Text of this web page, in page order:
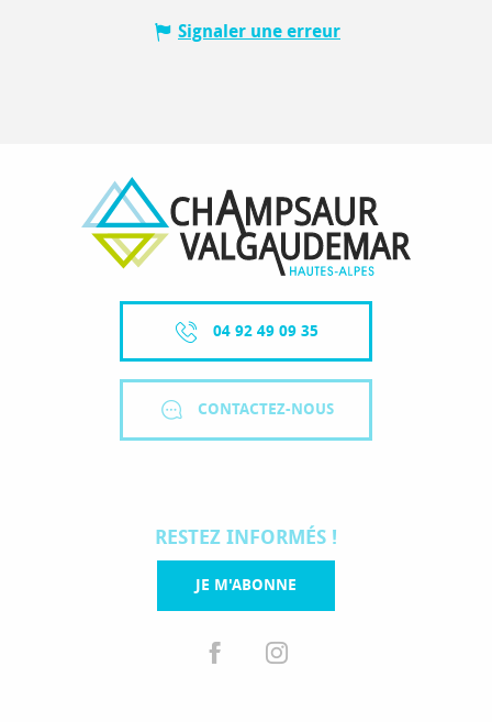
Signaler une erreur
04 92 49 09 35
CONTACTEZ-NOUS
RESTEZ INFORMÉS !
JE M'ABONNE